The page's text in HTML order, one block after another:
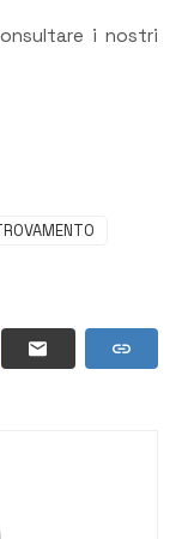
i nostri